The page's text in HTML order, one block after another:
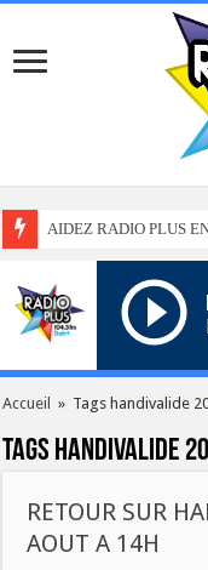
AIDEZ RADIO PLUS
Accueil » Tags handivalide
Tags handivalide
RETOUR SUR
AOUT A 14H